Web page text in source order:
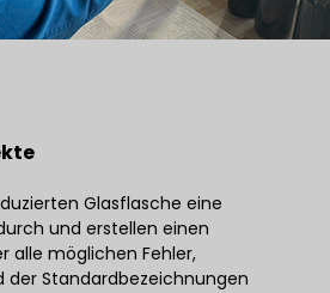
Glasflasche eine
und erstellen einen
alle möglichen Fehler,
der Standardbezeichnungen